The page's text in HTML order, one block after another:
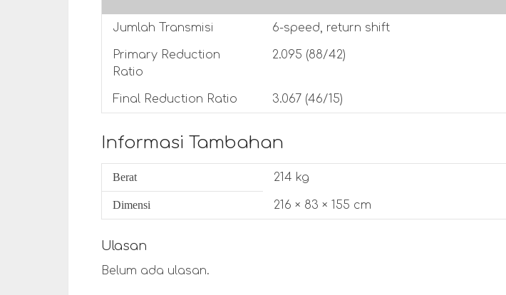
Jumlah Transmisi 6-speed, return shift
Primary Reduction
Ratio
2.095 (88/42)
Final Reduction Ratio 3.067 (46/15)
Informasi Tambahan
Berat 214 kg
Dimensi 216 × 83 × 155 cm
Ulasan
Belum ada ulasan.